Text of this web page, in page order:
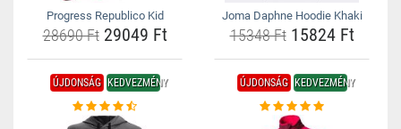
Progress Republico Kid
28690 Ft29049 Ft
Joma Daphne Hoodie Khaki
15348 Ft15824 Ft
ÚJDONSÁG KEDVEZMÉNY ÚJDONSÁG KEDVEZMÉNY